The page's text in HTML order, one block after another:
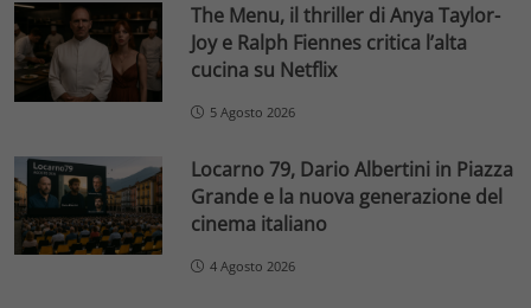
The Menu, il thriller di Anya Taylor-
Joy e Ralph Fiennes critica l’alta
cucina su Netflix
5 Agosto 2026
Locarno 79, Dario Albertini in Piazza
Grande e la nuova generazione del
cinema italiano
4 Agosto 2026